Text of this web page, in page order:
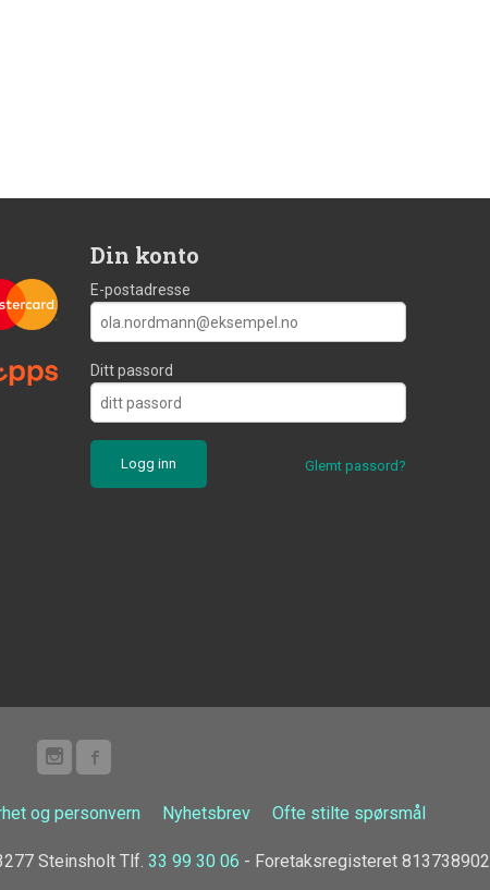
Din konto
E-postadresse
Ditt passord
Glemt passord?
og personvern Nyhetsbrev Ofte stilte spørsmål
Steinsholt Tlf. 33 99 30 06 - Foretaksregisteret 813738902